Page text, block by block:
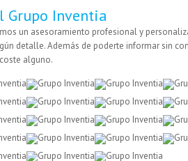
Grupo Inventia
un asesoramiento profesional y
detalle. Además de poderte informar sin
alguno.